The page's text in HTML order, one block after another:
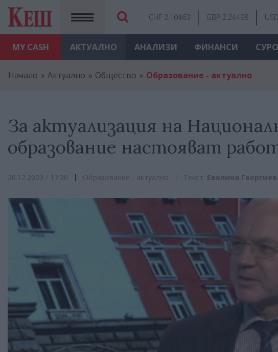
MY CASH
CHF 2.10463 GBP 2.24498
АКТУАЛНО АНАЛИЗИ ФИНАНСИ
Начало Актуално Общество Образование - актуално
За актуализация на
образование настояват
20.12.2023 / 17:30 Образование - актуално Текст: Евелина